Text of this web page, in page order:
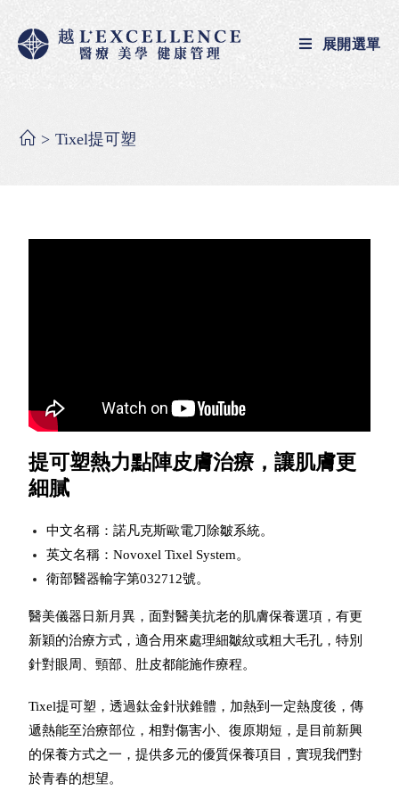
展開選單
> Tixel提可塑
提可塑熱力點陣皮膚治療，讓肌膚更
細膩
中文名稱：諾凡克斯歐電刀除皺系統。
英文名稱：Novoxel Tixel System。
衛部醫器輸字第032712號。
醫美儀器日新月異，面對醫美抗老的肌膚保養選項，有更
新穎的治療方式，適合用來處理細皺紋或粗大毛孔，特別
針對眼周、頸部、肚皮都能施作療程。
Tixel提可塑，透過鈦金針狀錐體，加熱到一定熱度後，傳
遞熱能至治療部位，相對傷害小、復原期短，是目前新興
的保養方式之一，提供多元的優質保養項目，實現我們對
於青春的想望。